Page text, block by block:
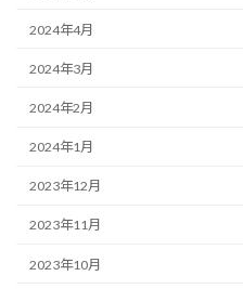
2024年4月
2024年3月
2024年2月
2024年1月
2023年12月
2023年11月
2023年10月